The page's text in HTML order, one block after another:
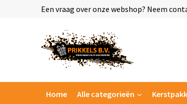
Een vraag over onze webshop? Neem
Home Alle categorieën